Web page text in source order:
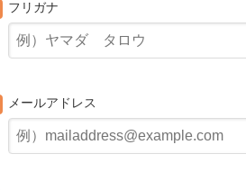
フリガナ
メールアドレス